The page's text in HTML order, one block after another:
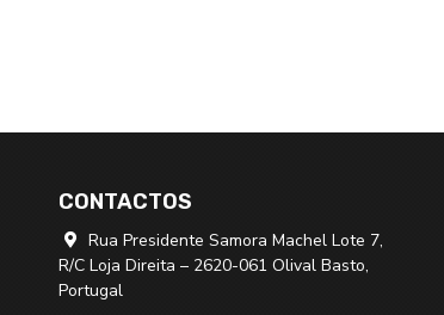
CONTACTOS

Rua Presidente Samora Machel Lote 7,
R/C Loja Direita – 2620-061 Olival Basto,
Portugal